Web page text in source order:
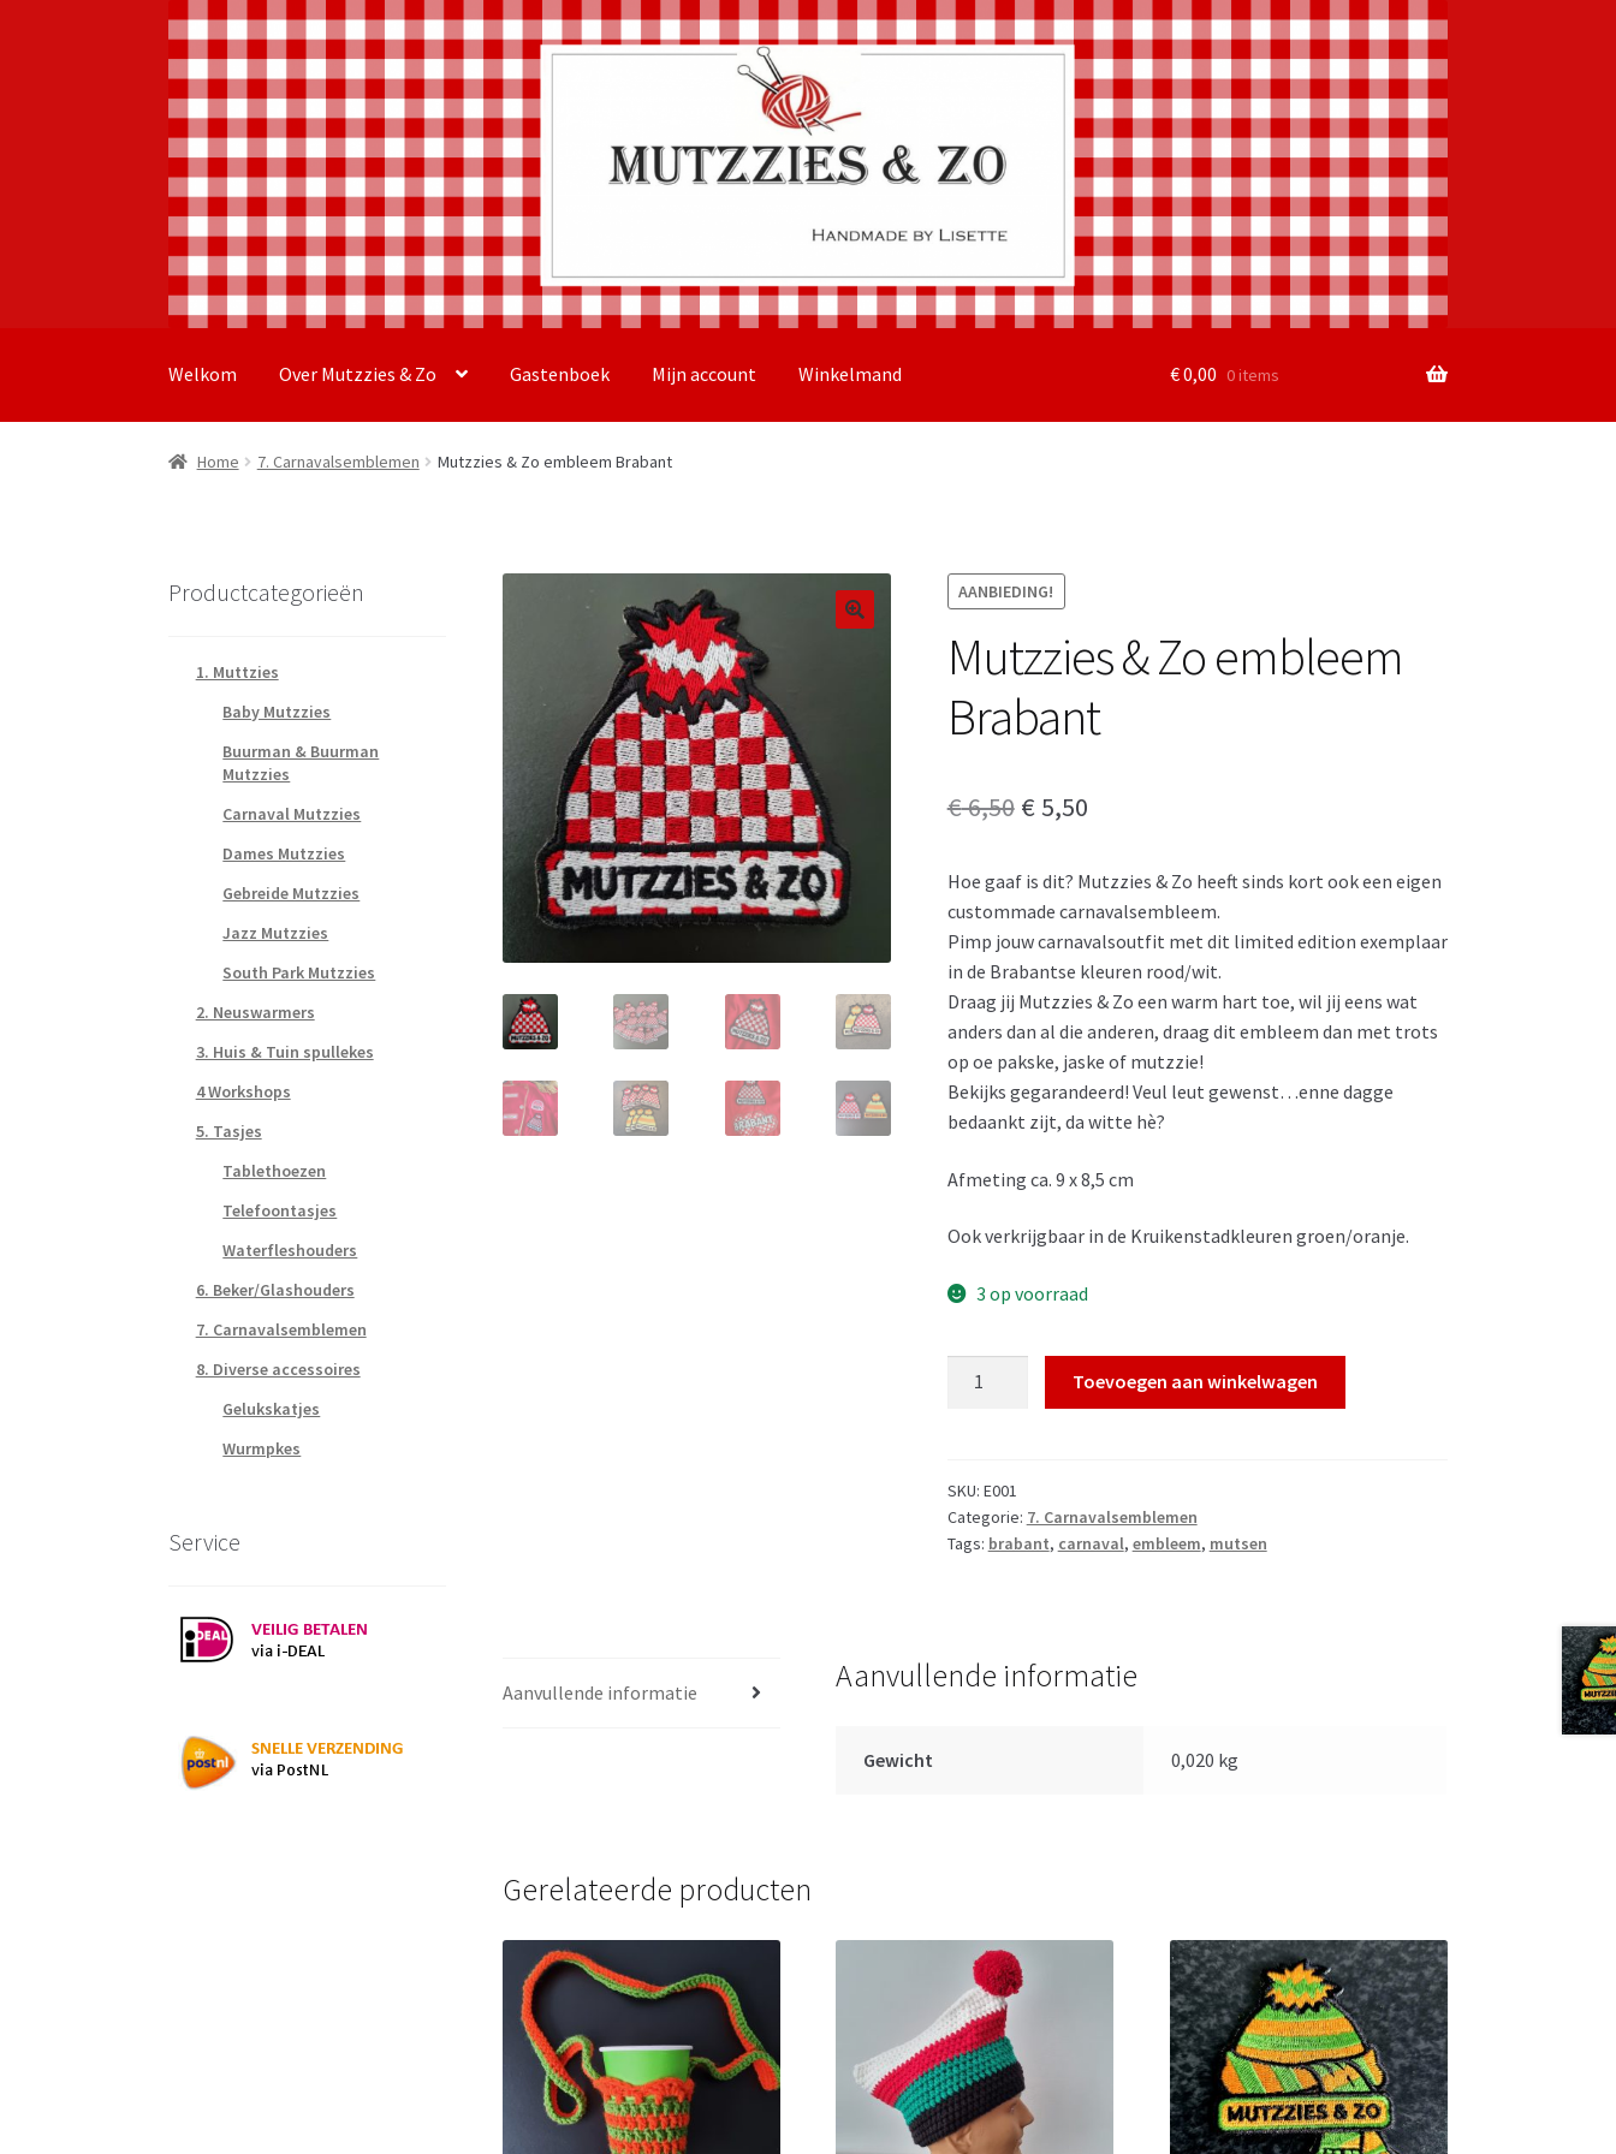
door
naar
Welkom Over Mutzzies & Zo Gastenboek Mijn account Winkelmand €0,00 0 items
Home 7. Carnavalsemblemen Mutzzies & Zo embleem Brabant
AANBIEDING!
Mutzzies & Zo embleem
Brabant
€6,50 Oorspronkelijke
was:
€ 6,50.
€ 5,50Huidige
is:
€ 5,50.
Hoe gaaf is dit? Mutzzies & Zo heeft sinds kort ook een eigen
custommade carnavalsembleem.
Pimp jouw carnavalsoutfit met dit limited edition exemplaar
in de Brabantse kleuren rood/wit.
Draag jij Mutzzies & Zo een warm hart toe, wil jij eens wat
anders dan al die anderen, draag dit embleem dan met trots
op oe pakske, jaske of mutzzie!
Bekijks gegarandeerd! Veul leut gewenst…enne dagge
bedaankt zijt, da witte hè?
Afmeting ca. 9 x 8,5 cm
Ook verkrijgbaar in de Kruikenstadkleuren groen/oranje.
3 op voorraad
Brabant
aantal
Toevoegen aan winkelwagen
SKU: E001
Categorie: 7. Carnavalsemblemen
Tags: brabant, carnaval, embleem, mutsen
Aanvullende informatie Aanvullende informatie
Gewicht 0,020 kg
Gerelateerde producten
Productcategorieën
1. Muttzies
Baby Mutzzies
Buurman & Buurman
Mutzzies
Carnaval Mutzzies
Dames Mutzzies
Gebreide Mutzzies
Jazz Mutzzies
South Park Mutzzies
2. Neuswarmers
3. Huis & Tuin spullekes
4 Workshops
5. Tasjes
Tablethoezen
Telefoontasjes
Waterfleshouders
6. Beker/Glashouders
7. Carnavalsemblemen
8. Diverse accessoires
Gelukskatjes
Wurmpkes
Service